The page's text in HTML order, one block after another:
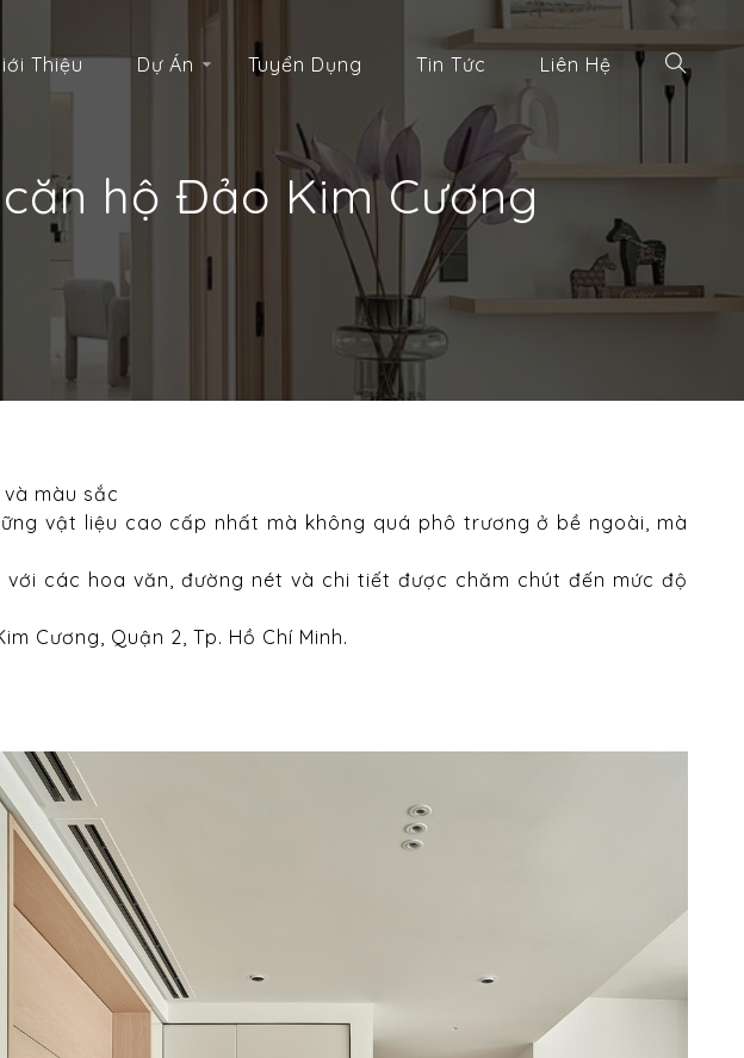
Thiệu Dự Án Tuyển Dụng Tin Tức Liên Hệ
hộ Đảo Kim Cương
màu sắc
vật liệu cao cấp nhất mà không quá phô trương ở bề ngoài, mà
các hoa văn, đường nét và chi tiết được chăm chút đến mức độ
Cương, Quận 2, Tp. Hồ Chí Minh.